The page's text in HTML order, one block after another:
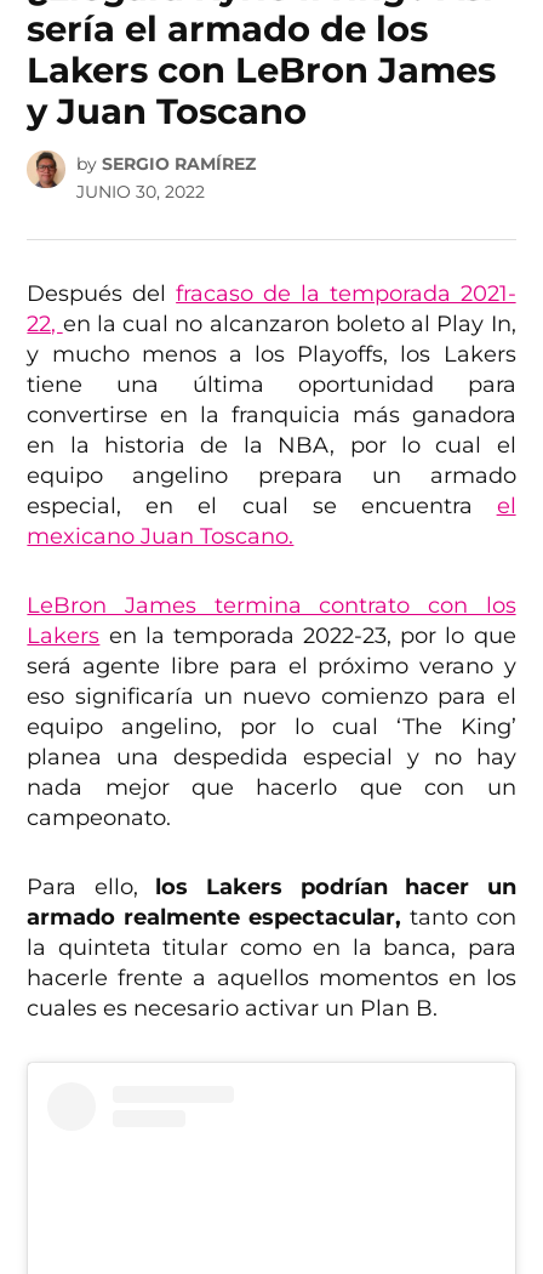
sería el armado de los
Lakers con LeBron James
y Juan Toscano
by SERGIO RAMÍREZ
JUNIO 30, 2022
Después delfracaso de la temporada 2021-
22, en la cual no alcanzaron boleto al Play In,
y mucho menos a los Playoffs, los Lakers
tiene una última oportunidad para
convertirse en la franquicia más ganadora
en la historia de la NBA, por lo cual el
equipo angelino prepara un armado
especial, en el cual se encuentra el
mexicano Juan Toscano.
LeBron James termina contrato con los
Lakers en la temporada 2022-23, por lo que
será agente libre para el próximo verano y
eso significaría un nuevo comienzo para el
equipo angelino, por lo cual ‘The King’
planea una despedida especial y no hay
nada mejor que hacerlo que con un
campeonato.
Para ello, los Lakers podrían hacer un
armado realmente espectacular, tanto con
la quinteta titular como en la banca, para
hacerle frente a aquellos momentos en los
cuales es necesario activar un Plan B.